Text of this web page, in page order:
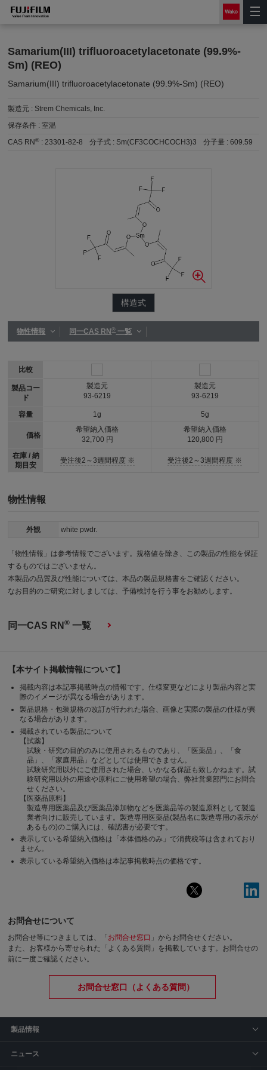
Samarium(III) trifluoroacetylacetonate (99.9%-
Sm) (REO)
Samarium(III) trifluoroacetylacetonate (99.9%-Sm) (REO)
製造元 : Strem Chemicals, Inc.
保存条件 :室温
CAS RN® :23301-82-8 分子式 : Sm(CF3COCHCOCH3)3 分子量 :609.59
構造式
物性情報 同一CAS RN®一覧
比較
製品コー
ド
容量
価格
在庫 / 納
期目安
製造元
93-6219
1g
希望納入価格
32,700 円
受注後2～3週間程度 ※
製造元
93-6219
5g
希望納入価格
120,800 円
受注後2～3週間程度 ※
物性情報
外観 white pwdr.
「物性情報」は参考情報でございます。規格値を除き、この製品の性能を保証
するものではございません。
本製品の品質及び性能については、本品の製品規格書をご確認ください。
なお目的のご研究に対しましては、予備検討を行う事をお勧めします。
同一CAS RN® 一覧
【本サイト掲載情報について】
掲載内容は本記事掲載時点の情報です。仕様変更などにより製品内容と実
際のイメージが異なる場合があります。
製品規格・包装規格の改訂が行われた場合、画像と実際の製品の仕様が異
なる場合があります。
掲載されている製品について
【試薬】
試験・研究の目的のみに使用されるものであり、「医薬品」、「食
品」、「家庭用品」などとしては使用できません。
試験研究用以外にご使用された場合、いかなる保証も致しかねます。試
験研究用以外の用途や原料にご使用希望の場合、弊社営業部門にお問合
せください。
【医薬品原料】
製造専用医薬品及び医薬品添加物などを医薬品等の製造原料として製造
業者向けに販売しています。製造専用医薬品(製品名に製造専用の表示が
あるもの)のご購入には、確認書が必要です。
表示している希望納入価格は「本体価格のみ」で消費税等は含まれており
ません。
表示している希望納入価格は本記事掲載時点の価格です。
お問合せについて
お問合せ等につきましては、「 お問合せ窓口 」からお問合せください。
また、お客様から寄せられた「よくある質問」を掲載しています。お問合せの
前に一度ご確認ください。
お問合せ窓口（よくある質問）
製品情報
ニュース